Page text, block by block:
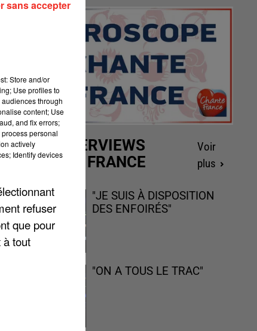
LES INTERVIEWS
CHANTE FRANCE
Voir
plus
"JE SUIS À DISPOSITION
DES ENFOIRÉS"
"ON A TOUS LE TRAC"
Store and/or
Use profiles to
through
content; Use
and fix errors;
personal
actively
Identify devices
refuser
que pour
à tout
sans accepter